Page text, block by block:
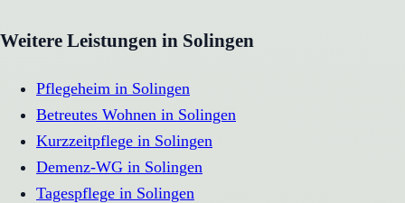
Weitere Leistungen in Solingen
Pflegeheim in Solingen
Betreutes Wohnen in Solingen
Kurzzeitpflege in Solingen
Demenz-WG in Solingen
Tagespflege in Solingen